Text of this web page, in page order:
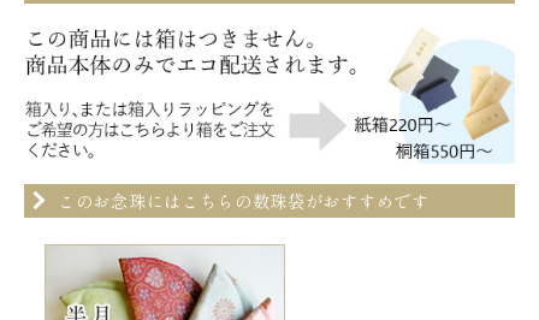
このお念珠にはこちらの数珠袋がおすすめです